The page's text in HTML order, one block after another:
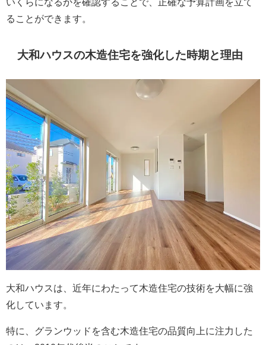
ることができます。
大和ハウスの木造住宅を強化した時期と理由
大和ハウスは、近年にわたって木造住宅の技術を大幅に強
化しています。
特に、グランウッドを含む木造住宅の品質向上に注力した